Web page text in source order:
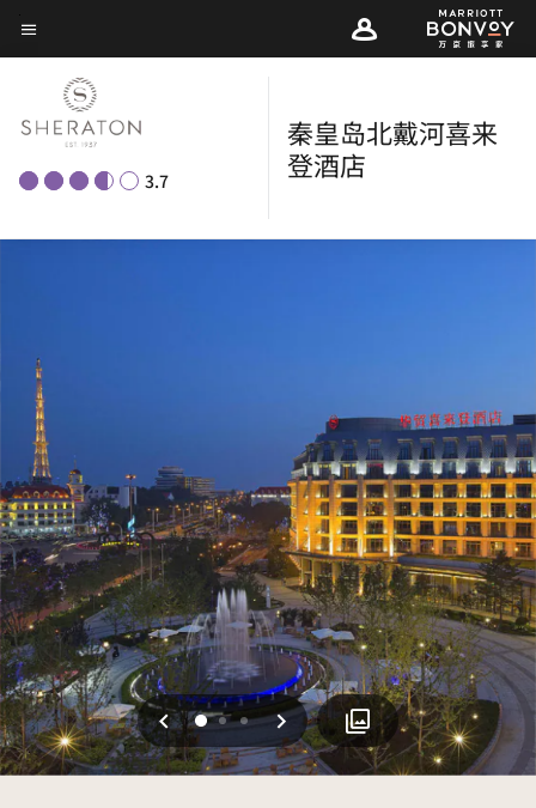
Skip
to
main
content
菜单文本
3.7
秦皇岛北戴河喜来
登酒店
上一页
012 下一页